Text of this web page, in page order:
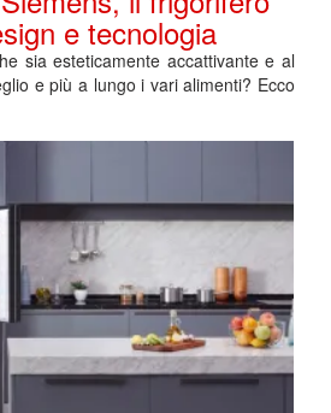
e tecnologia
sia esteticamente accattivante e al
e più a lungo i vari alimenti? Ecco